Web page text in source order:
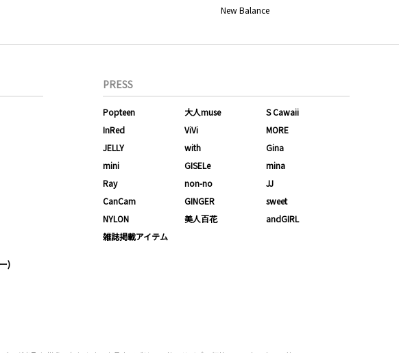
New Balance
)
PRESS
Popteen 大人muse
S Cawaii
InRed
ViVi
MORE
JELLY
with
Gina
mini
GISELe
mina
Ray
non-no
JJ
CanCam
GINGER
sweet
NYLON
美人百花
andGIRL
雑誌掲載アイテム